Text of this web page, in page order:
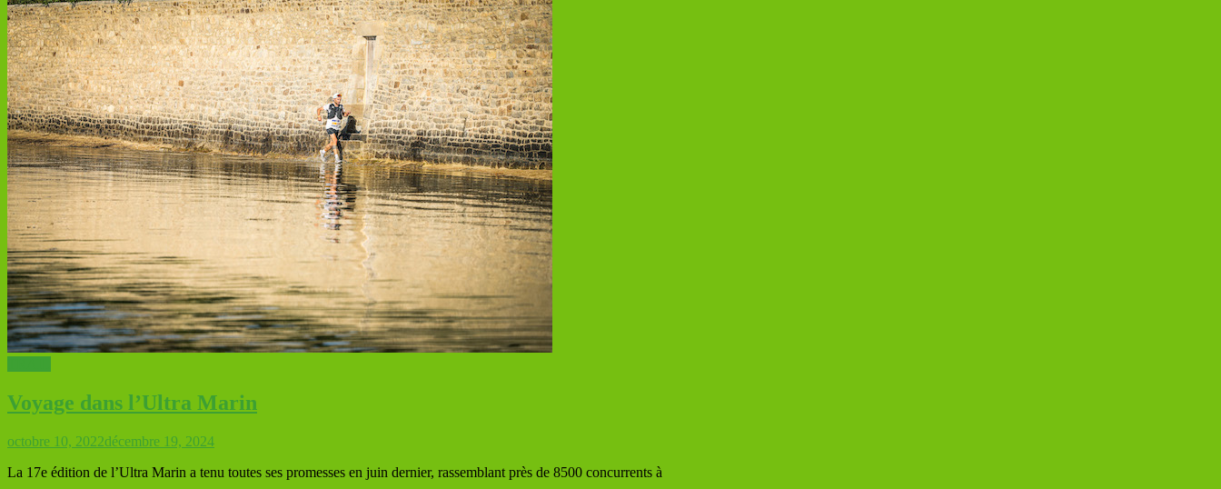
Voyage dans l’Ultra Marin
octobre 10, 2022décembre 19, 2024
La 17e édition de l’Ultra Marin a tenu toutes ses promesses en juin dernier, rassemblant près de 8500 concurrents à